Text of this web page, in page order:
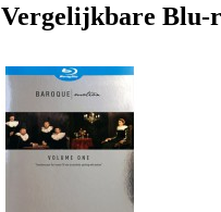
Vergelijkbare Blu-